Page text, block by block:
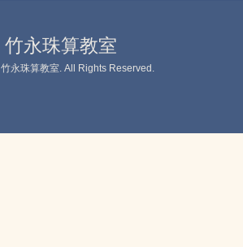
竹永珠算教室
竹永珠算教室. All Rights Reserved.